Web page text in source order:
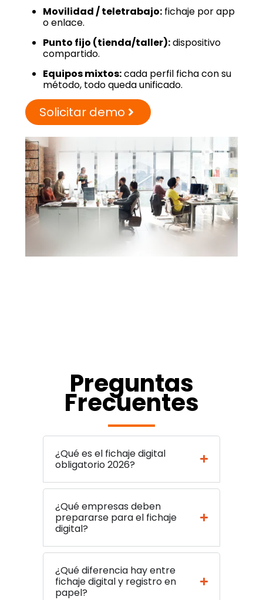
Movilidad / teletrabajo: fichaje por app
o enlace.
Punto fijo (tienda/taller):dispositivo
compartido.
Equipos mixtos:cada perfil ficha con su
método, todo queda unificado.
Solicitar demo
Preguntas
Frecuentes
¿Qué es el fichaje digital
obligatorio 2026?
¿Qué empresas deben
prepararse para el fichaje
digital?
¿Qué diferencia hay entre
fichaje digital y registro en
papel?